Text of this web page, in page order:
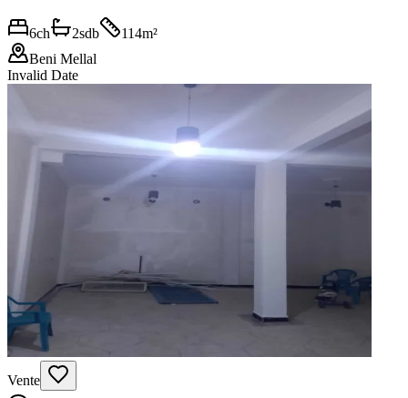
6ch 2sdb 114m²
Beni Mellal
Invalid Date
Vente